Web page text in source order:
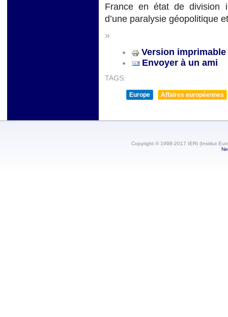
France en état de division
d’une paralysie géopolitique
»
Version imprimable
Envoyer à un ami
TAGS:
Europe Affaires européennes
Copyright © 1998-2017 IERI (Institut